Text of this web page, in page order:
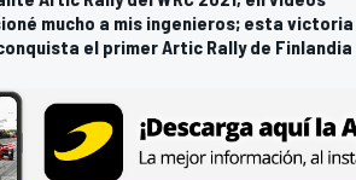
mucho a mis ingenieros; esta
el primer Artic Rally de Finlandia